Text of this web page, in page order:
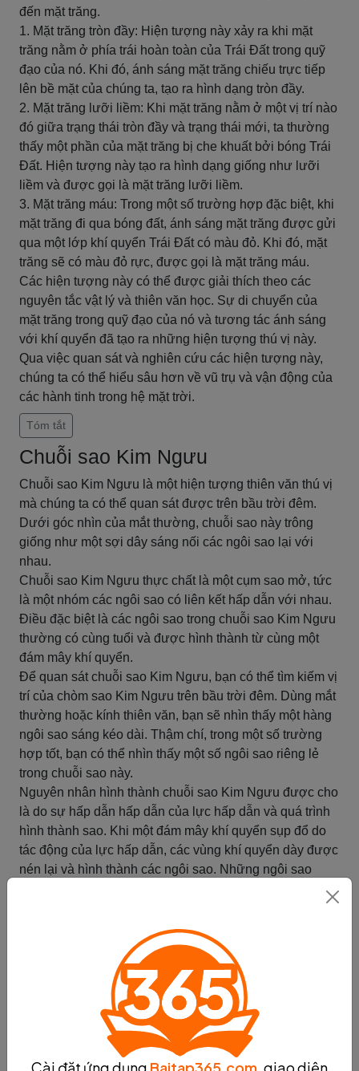
đến mặt trăng.
1. Mặt trăng tròn đầy: Hiện tượng này xảy ra khi mặt
trăng nằm ở phía trái hoàn toàn của Trái Đất trong quỹ
đạo của nó. Khi đó, ánh sáng mặt trăng chiếu trực tiếp
lên bề mặt của chúng ta, tạo ra hình dạng tròn đầy.
2. Mặt trăng lưỡi liềm: Khi mặt trăng nằm ở một vị trí nào
đó giữa trạng thái tròn đầy và trạng thái mới, ta thường
thấy một phần của mặt trăng bị che khuất bởi bóng Trái
Đất. Hiện tượng này tạo ra hình dạng giống như lưỡi
liềm và được gọi là mặt trăng lưỡi liềm.
3. Mặt trăng máu: Trong một số trường hợp đặc biệt, khi
mặt trăng đi qua bóng đất, ánh sáng mặt trăng được gửi
qua một lớp khí quyển Trái Đất có màu đỏ. Khi đó, mặt
trăng sẽ có màu đỏ rực, được gọi là mặt trăng máu.
Các hiện tượng này có thể được giải thích theo các
nguyên tắc vật lý và thiên văn học. Sự di chuyển của
mặt trăng trong quỹ đạo của nó và tương tác ánh sáng
với khí quyển đã tạo ra những hiện tượng thú vị này.
Qua việc quan sát và nghiên cứu các hiện tượng này,
chúng ta có thể hiểu sâu hơn về vũ trụ và vận động của
các hành tinh trong hệ mặt trời.
Tóm tắt
Chuỗi sao Kim Ngưu
Chuỗi sao Kim Ngưu là một hiện tượng thiên văn thú vị
mà chúng ta có thể quan sát được trên bầu trời đêm.
Dưới góc nhìn của mắt thường, chuỗi sao này trông
giống như một sợi dây sáng nối các ngôi sao lại với
nhau.
Chuỗi sao Kim Ngưu thực chất là một cụm sao mở, tức
là một nhóm các ngôi sao có liên kết hấp dẫn với nhau.
Điều đặc biệt là các ngôi sao trong chuỗi sao Kim Ngưu
thường có cùng tuổi và được hình thành từ cùng một
đám mây khí quyển.
Để quan sát chuỗi sao Kim Ngưu, bạn có thể tìm kiếm vị
trí của chòm sao Kim Ngưu trên bầu trời đêm. Dùng mắt
thường hoặc kính thiên văn, bạn sẽ nhìn thấy một hàng
ngôi sao sáng kéo dài. Thậm chí, trong một số trường
hợp tốt, bạn có thể nhìn thấy một số ngôi sao riêng lẻ
trong chuỗi sao này.
Nguyên nhân hình thành chuỗi sao Kim Ngưu được cho
là do sự hấp dẫn hấp dẫn của lực hấp dẫn và quá trình
hình thành sao. Khi một đám mây khí quyển sụp đổ do
tác động của lực hấp dẫn, các vùng khí quyển dày được
nén lại và hình thành các ngôi sao. Những ngôi sao
Chuỗi sao Kim Ngưu không chỉ là một hiện tượng thiên
văn đẹp mắt, mà còn là một nguồn thông tin quan trọng
cho các nhà thiên văn học nghiên cứu về sự hình thành
và tiến hóa của sao. Việc quan sát và nghiên cứu chuỗi
sao Kim Ngưu giúp chúng ta hiểu rõ hơn về quá trình
hình thành và phát triển của vũ trụ.